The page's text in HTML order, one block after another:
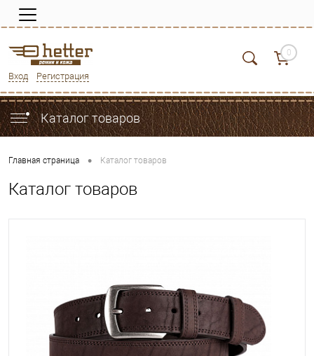
Вход Регистрация
0
Каталог товаров
Главная страница • Каталог товаров
Каталог товаров